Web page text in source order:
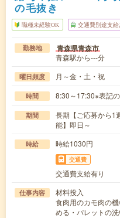
の毛抜き
職種未経験OK 交通費別途支給
勤務地 青森県青森市
青森駅から---分
曜日頻度 月～金・土・祝
時間 8:30～17:30※表記
期間
長期【ご応募から1
能】即日～
時給 時給1030円
交通費
交通費支給有り
仕事内容
材料投入
食肉用のカモ肉の
める・パレットの